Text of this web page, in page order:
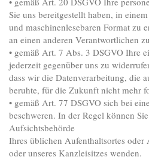
Sie uns bereitgestellt haben, in
und maschinenlesebaren Format zu
an einen anderen Verantwortlichen
• gemäß Art. 7 Abs. 3 DSGVO Ihre
jederzeit gegenüber uns zu
dass wir die Datenverarbeitung, die
beruhte, für die Zukunft nicht mehr
• gemäß Art. 77 DSGVO sich bei
beschweren. In der Regel können
Aufsichtsbehörde
Ihres üblichen Aufenthaltsortes oder
oder unseres Kanzleisitzes wenden.